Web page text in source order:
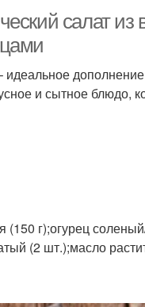
Салат с
Сердца с
салат из
и сытное блюдо,
(150 г);огурец
(2 шт.);масло